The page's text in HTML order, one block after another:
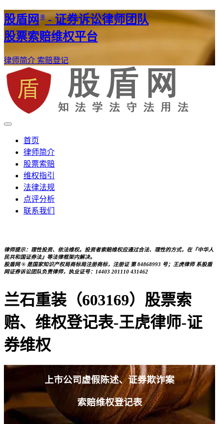
股盾网®- 证券诉讼律师团队
股票索赔维权平台
律师简介 索赔登记
股盾网
证券股票维权网
首页
律师简介
股票索赔
维权指引
法律法规
点评分析
联系我们
律师提示：理性投资、依法维权。投资者索赔维权应通过合法、理性的方式，在『中华人
民共和国证券法』等法律框架内解决。
股盾网 ® 是国家知识产权局商标局注册商标，注册证 第 84868993 号；王虎律师 系股盾
网证券诉讼团队负责律师，执业证号：14403 201110 431462
兰石重装（603169）股票索
赔、维权登记表-王虎律师-证
券维权
上市公司虚假陈述、证券欺诈案
索赔维权登记表